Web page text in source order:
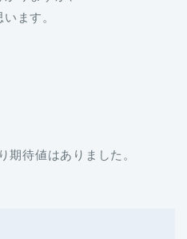
ます。
期待値はありました。